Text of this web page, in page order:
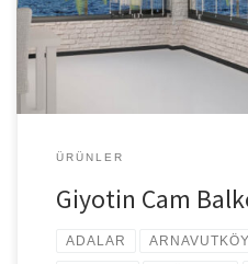
yaptırmak istediğiniz cam
bu konuda tecrübeli firmaları
ÜRÜNLER
Giyotin Cam
ADALAR ARNAVUTKÖY